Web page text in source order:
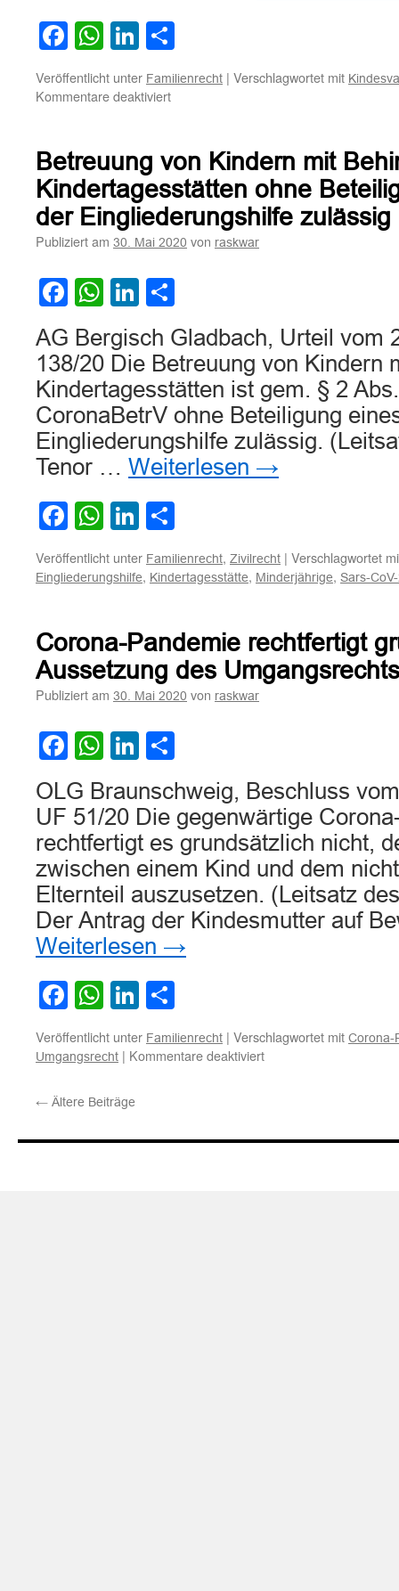
Facebook
WhatsApp
LinkedIn
Veröffentlicht unter Familienrecht | Verschlagwortet mit
Kommentare deaktiviertfür
Auskunftsanspruchs
des
Kindesvaters
über
den
nach
lebensgefährlicher
Misshandlung
Betreuung von Kindern mit
Kindertagesstätten ohne
der Eingliederungshilfe zulässig
Publiziert am 30. Mai 2020 von raskwar
Facebook
WhatsApp
LinkedIn
AG Bergisch Gladbach, Urteil vom
138/20 Die Betreuung von Kindern
Kindertagesstätten ist gem. § 2
CoronaBetrV ohne Beteiligung
Eingliederungshilfe zulässig.
Tenor … Weiterlesen →
Facebook
WhatsApp
LinkedIn
Veröffentlicht unter Familienrecht, Zivilrecht | Verschlagwortet
Eingliederungshilfe, Kindertagesstätte, Minderjährige, Sars-
Corona-Pandemie rechtfertigt
Aussetzung des Umgangsrechts
Publiziert am 30. Mai 2020 von raskwar
Facebook
WhatsApp
LinkedIn
OLG Braunschweig, Beschluss
UF 51/20 Die gegenwärtige
rechtfertigt es grundsätzlich nicht,
zwischen einem Kind und dem
Elternteil auszusetzen. (Leitsatz
Der Antrag der Kindesmutter auf
Weiterlesen →
Facebook
WhatsApp
LinkedIn
Veröffentlicht unter Familienrecht | Verschlagwortet mit Corona-
Umgangsrecht | Kommentare deaktiviertfür
keine
← Ältere Beiträge